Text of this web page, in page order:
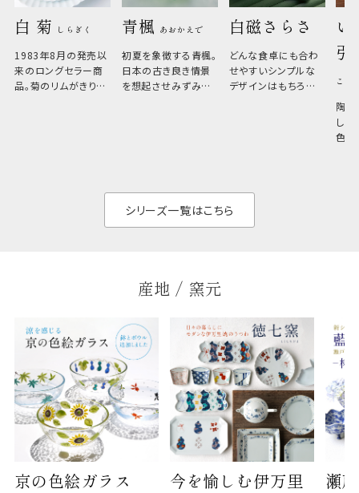
白 菊 しらぎく
1983年8月の発売以
来のロングセラー商
品。菊のリムがきりっ
青楓 あおかえで
初夏を象徴する青楓。
日本の古き良き情景
を想起させみずみず
白磁さらさ
どんな食卓にも合わ
せやすいシンプルな
デザインはもちろん、
い
こひ
陶器
しい
色の
シリーズ一覧はこちら
産地 / 窯元
京の色絵ガラス
今を愉しむ伊万里
瀬